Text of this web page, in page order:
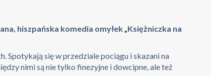
hiszpańska komedia omyłek „Księżniczka na
Spotykają się w przedziale pociągu i skazani na
nimi są nie tylko finezyjne i dowcipne, ale też